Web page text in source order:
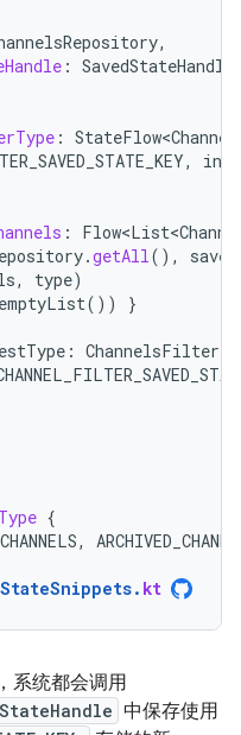
,
: SavedStateHandle
:
,
:
.getAll(),
, type)
emptyList()) }
:
{
,
. kt
系统都会调用
中保存使用